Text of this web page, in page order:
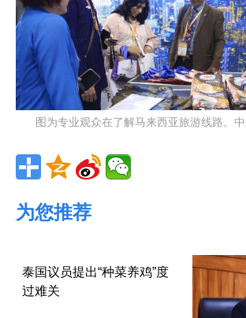
图为专业观众在了解马来西亚旅游线路。
为您推荐
泰国议员提出“种菜养鸡”度
过难关